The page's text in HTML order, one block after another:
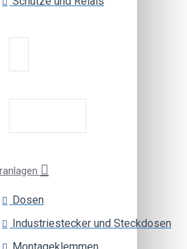
Dosen
Industriestecker und Steckdosen